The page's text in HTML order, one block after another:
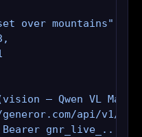
over mountains",
— Qwen VL
api/v1/
gnr_live_..." \